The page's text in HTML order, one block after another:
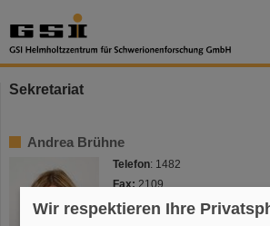
Sekretariat
Andrea Brühne
Telefon: 1482
Fax:2109
e-mail:
a.bruehne(at)gsi.de
Wir respektieren Ihre